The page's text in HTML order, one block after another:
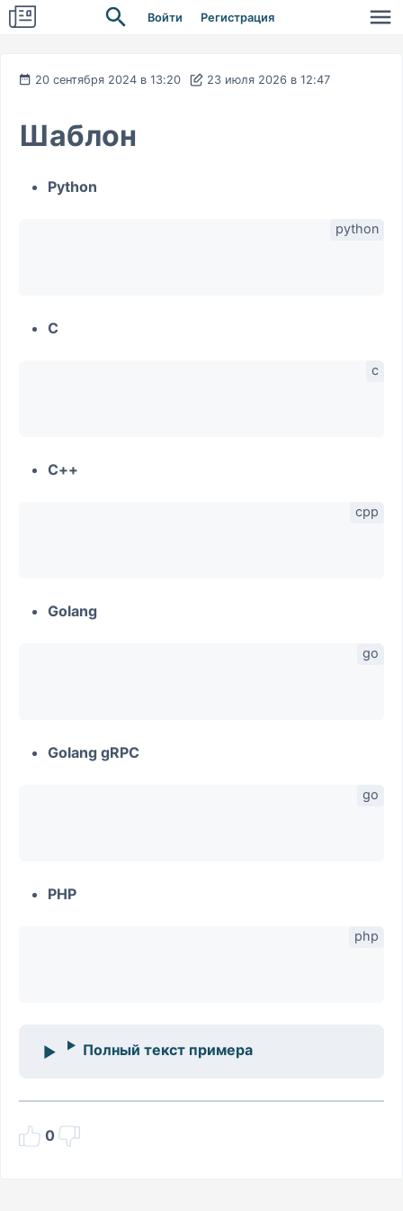
Войти Регистрация
20 сентября 2024 в 13:20 23 июля 2026 в 12:47
Шаблон
Python
C
C++
Golang
Golang gRPC
PHP
Полный текст примера
0